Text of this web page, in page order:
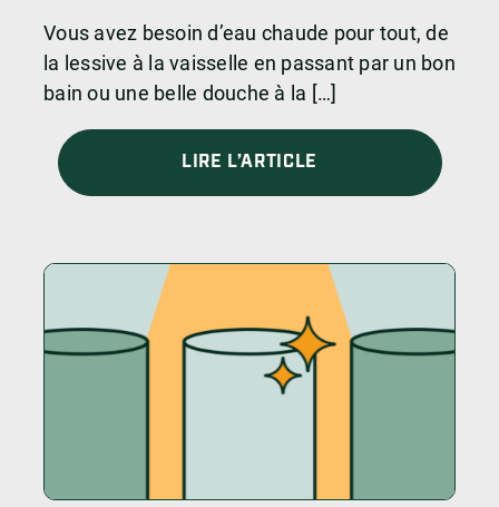
Vous avez besoin d’eau chaude pour tout, de
la lessive à la vaisselle en passant par un bon
bain ou une belle douche à la […]
LIRE L’ARTICLE